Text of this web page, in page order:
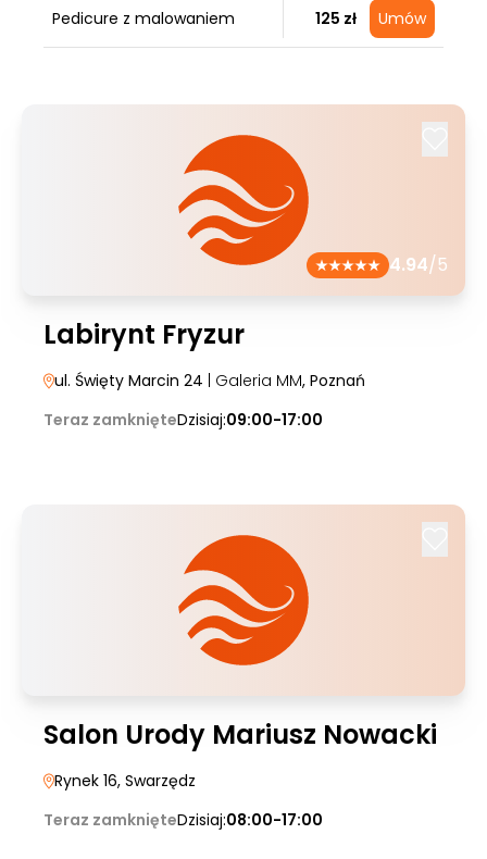
Pedicure z malowaniem 125 zł Umów
4.94/5
Labirynt Fryzur
ul. Święty Marcin 24 | Galeria MM, Poznań
Teraz zamknięteDzisiaj:09:00-17:00
Salon Urody Mariusz Nowacki
Rynek 16, Swarzędz
Teraz zamknięteDzisiaj:08:00-17:00